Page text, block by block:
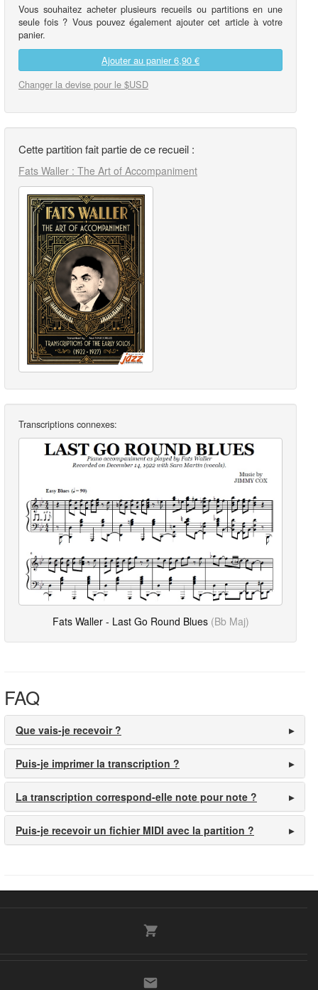
Vous souhaitez acheter plusieurs recueils ou partitions en une
seule fois ? Vous pouvez également ajouter cet article à votre
panier.
Ajouter au panier6,90 €
Changer la devise pour le $USD
Cette partition fait partie de ce recueil :
Fats Waller : The Art of Accompaniment
Transcriptions connexes:
Fats Waller - Last Go Round Blues (Bb Maj)
FAQ
Que vais-je recevoir ?
Puis-je imprimer la transcription ?
La transcription correspond-elle note pour note ?
Puis-je recevoir un fichier MIDI avec la partition ?